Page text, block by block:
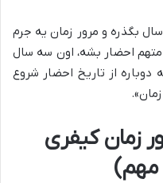
بگذره و مرور زمان یه جرم
احضار بشه، اون سه سال
از تاریخ احضار شروع
زمان کیفری
مهم)